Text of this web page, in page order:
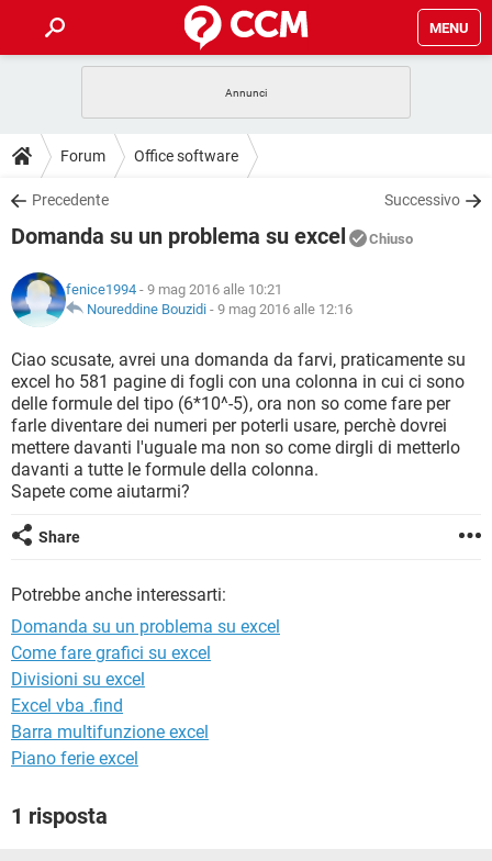
MENU
INTRATTENIMENTO
iOS
INSTAGRAM WHATSAPP
TIKTOK
HARDWARE
GUIDE
COVID-19
INSTAGRAM WHATSAPP
TIKTOK
HARDWARE
DOWNLOAD
COVID-19 GAMING
INTRATTENIMENTO
iOS WINDOWS 10
INSTAGRAM WHATSAPP
TIKTOK FACEBOOK
HARDWARE
COVID-19 GAMING
INTRATTENIMENTO
iOS WINDOWS 10
INSTAGRAM WHATSAPP
TIKTOK FACEBOOK
HARDWARE
GLOSSARIO
COVID-19 GAMING
INTRATTENIMENTO ANDROID
iOS WINDOWS 10
INSTAGRAM WHATSAPP
TIKTOK
HARDWARE
Forum Office software
Precedente Successivo
Domanda su un problema su excel Chiuso
fenice1994 - 9 mag 2016 alle 10:21
Noureddine Bouzidi - 9 mag 2016 alle 12:16
Ciao scusate, avrei una domanda da farvi, praticamente su
excel ho 581 pagine di fogli con una colonna in cui ci sono
delle formule del tipo (6*10^-5), ora non so come fare per
farle diventare dei numeri per poterli usare, perchè dovrei
mettere davanti l'uguale ma non so come dirgli di metterlo
davanti a tutte le formule della colonna.
Sapete come aiutarmi?
Share
Potrebbe anche interessarti:
Domanda su un problema su excel
Come fare grafici su excel
Divisioni su excel
Excel vba .find
Barra multifunzione excel
Piano ferie excel
1 risposta